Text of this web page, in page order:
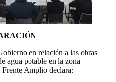
en relación a las obras
agua potable en la zona
Amplio declara: